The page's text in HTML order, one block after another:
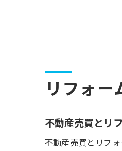
リフォ
不動産売買とリ
不動産売買とリフ